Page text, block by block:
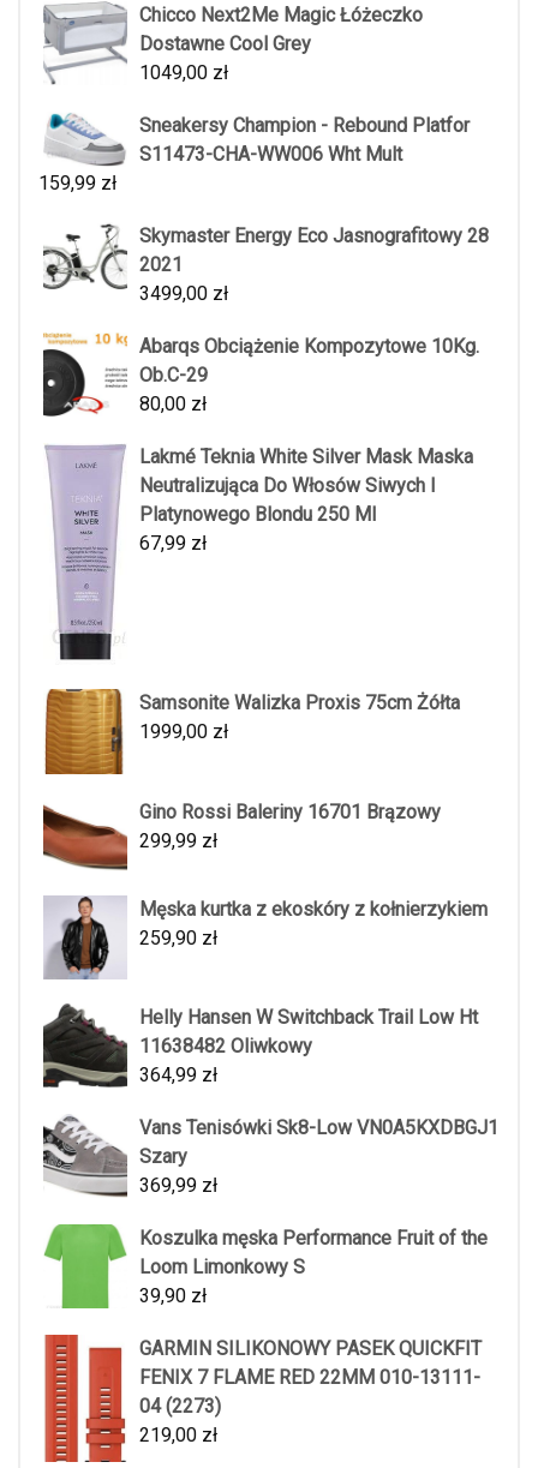
Chicco Next2Me Magic Łóżeczko
Dostawne Cool Grey
1049,00 zł
Sneakersy Champion - Rebound Platfor
S11473-CHA-WW006 Wht Mult
159,99 zł
Skymaster Energy Eco Jasnografitowy 28
2021
3499,00 zł
Abarqs Obciążenie Kompozytowe 10Kg.
Ob.C-29
80,00 zł
Lakmé Teknia White Silver Mask Maska
Neutralizująca Do Włosów Siwych I
Platynowego Blondu 250 Ml
67,99 zł
Samsonite Walizka Proxis 75cm Żółta
1999,00 zł
Gino Rossi Baleriny 16701 Brązowy
299,99 zł
Męska kurtka z ekoskóry z kołnierzykiem
259,90 zł
Helly Hansen W Switchback Trail Low Ht
11638482 Oliwkowy
364,99 zł
Vans Tenisówki Sk8-Low VN0A5KXDBGJ1
Szary
369,99 zł
Koszulka męska Performance Fruit of the
Loom Limonkowy S
39,90 zł
GARMIN SILIKONOWY PASEK QUICKFIT
FENIX 7 FLAME RED 22MM 010-13111-
04 (2273)
219,00 zł